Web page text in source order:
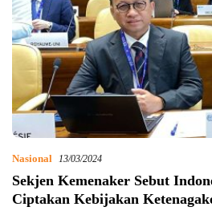
Nasional 13/03/2024
Sekjen Kemenaker Sebut
Ciptakan Kebijakan